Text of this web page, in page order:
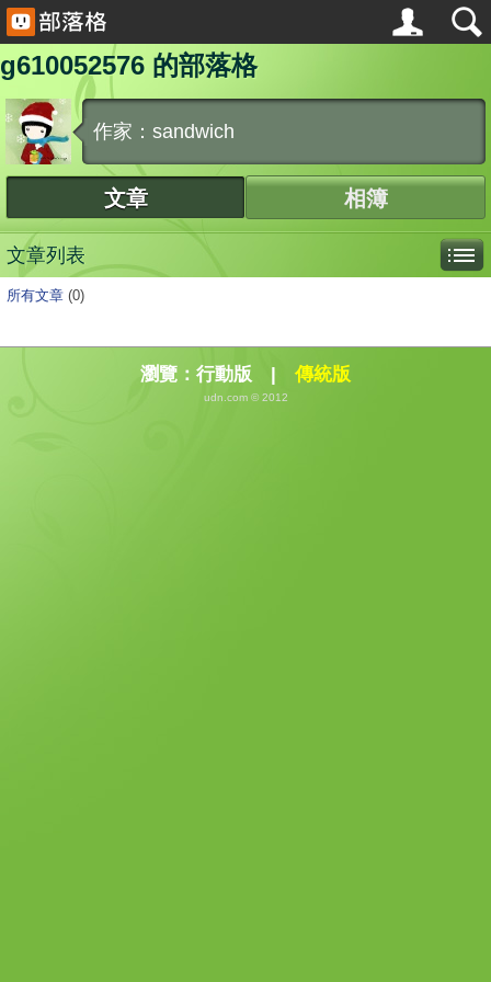
g610052576 的部落格
作家：sandwich
文章 相簿
文章列表
所有文章 (0)
瀏覽： 行動版 | 傳統版
udn.com © 2012